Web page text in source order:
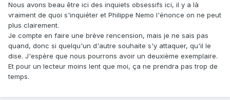
Nous avons beau être ici des inquiets obsessifs ici, il y a là
vraiment de quoi s'inquiéter et Philippe Nemo l'énonce on ne peut
plus clairement.
Je compte en faire une brève rencension, mais je ne sais pas
quand, donc si quelqu'un d'autre souhaite s'y attaquer, qu'il le
dise. J'espère que nous pourrons avoir un deuxième exemplaire.
Et pour un lecteur moins lent que moi, ça ne prendra pas trop de
temps.